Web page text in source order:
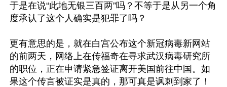
于是在说“此地无银三百两”吗？不等于是从另一个角
度承认了这个人确实是犯罪了吗？
更有意思的是，就在白宫公布这个新冠病毒新网站
的前两天，网络上在传福奇在寻求武汉病毒研究所
的职位，正在申请紧急签证离开美国前往中国。如
果这个传言被证实是真的，那可真是讽刺到家了！